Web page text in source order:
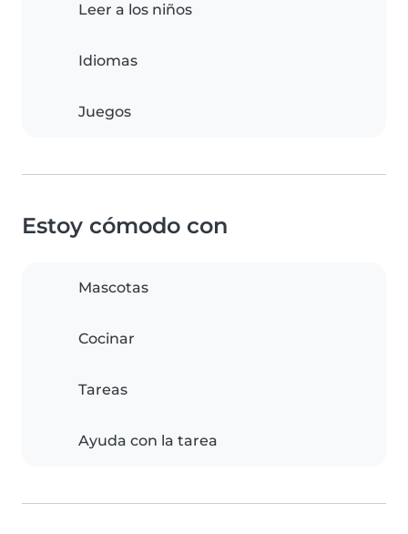
Leer a los niños
Idiomas
Juegos
Estoy cómodo con
Mascotas
Cocinar
Tareas
Ayuda con la tarea